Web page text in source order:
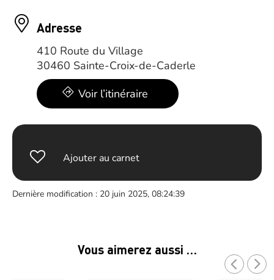
Adresse
410 Route du Village
30460 Sainte-Croix-de-Caderle
Voir l’itinéraire
Ajouter au carnet
Dernière modification : 20 juin 2025, 08:24:39
Vous aimerez aussi …